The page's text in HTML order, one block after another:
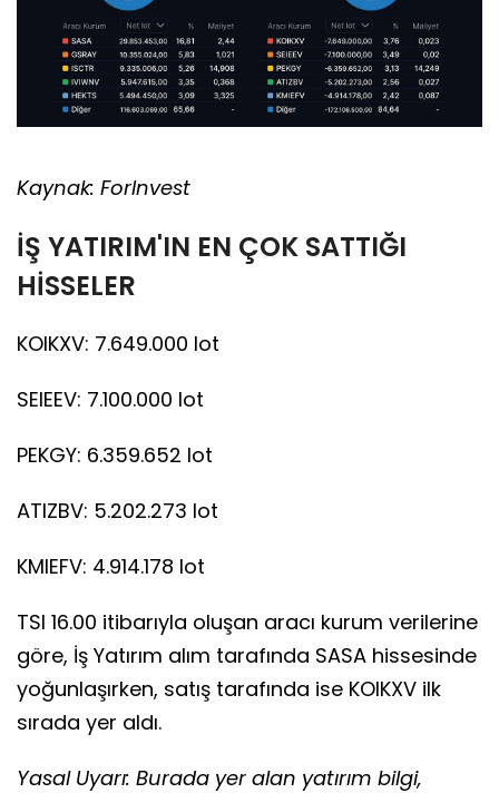
Kaynak: ForInvest
İŞ YATIRIM'IN EN ÇOK SATTIĞI
HİSSELER
KOIKXV: 7.649.000 lot
SEIEEV: 7.100.000 lot
PEKGY: 6.359.652 lot
ATIZBV: 5.202.273 lot
KMIEFV: 4.914.178 lot
TSI 16.00 itibarıyla oluşan aracı kurum verilerine
göre, İş Yatırım alım tarafında SASA hissesinde
yoğunlaşırken, satış tarafında ise KOIKXV ilk
sırada yer aldı.
Yasal Uyarı: Burada yer alan yatırım bilgi,